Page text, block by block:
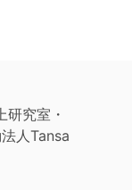
究室・
人Tansa